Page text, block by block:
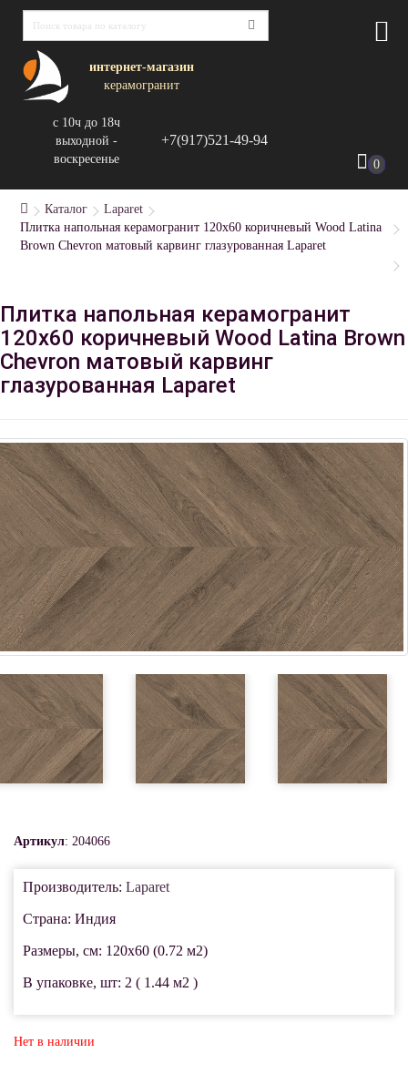
интернет-магазин
керамогранит
с 10ч до 18ч
выходной -
воскресенье
+7(917)521-49-94
0
Каталог
Laparet
Плитка напольная керамогранит 120x60 коричневый Wood Latina
Brown Chevron матовый карвинг глазурованная Laparet
Плитка напольная керамогранит
120x60 коричневый Wood Latina Brown
Chevron матовый карвинг
глазурованная Laparet
Артикул: 204066
Производитель: Laparet
Страна: Индия
Размеры, см: 120x60 (0.72 м2)
В упаковке, шт: 2 ( 1.44 м2 )
Нет в наличии